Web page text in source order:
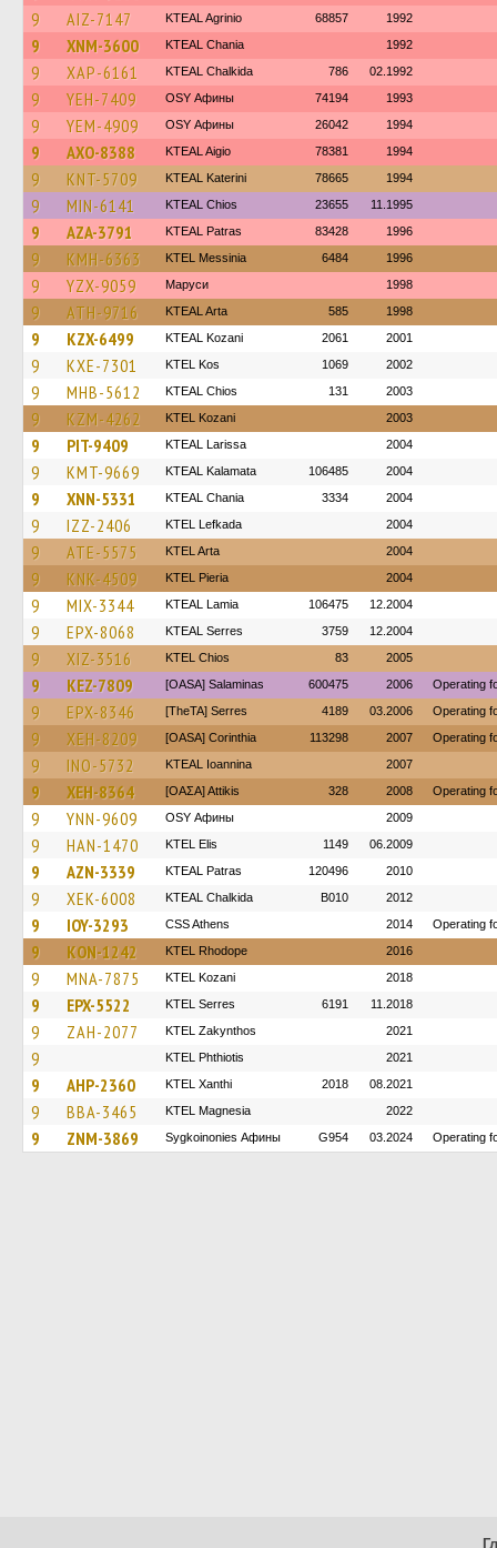
9 AIZ-7147 KTEAL Agrinio 68857 1992
9 XNM-3600 KTEAL Chania 1992
9 XAP-6161 KTEAL Chalkida 786 02.1992
9 YEH-7409 OSY Афины 74194 1993
9 YEM-4909 OSY Афины 26042 1994
9 AXO-8388 KTEAL Aigio 78381 1994
9 KNT-5709 KTEAL Katerini 78665 1994
9 MIN-6141 KTEAL Chios 23655 11.1995
9 AZA-3791 KTEAL Patras 83428 1996
9 KMH-6363 KTEL Messinia 6484 1996
9 YZX-9059 Маруси 1998
9 ATH-9716 KTEAL Arta 585 1998
9 KZX-6499 KTEAL Kozani 2061 2001
9 KXE-7301 KTEL Kos 1069 2002
9 MHB-5612 KTEAL Chios 131 2003
9 KZM-4262 ΚΤΕL Kozani 2003
9 PIT-9409 KTEAL Larissa 2004
9 KMT-9669 KTEAL Kalamata 106485 2004
9 XNN-5331 KTEAL Chania 3334 2004
9 IZZ-2406 KTEL Lefkada 2004
9 ATE-5575 KTEL Arta 2004
9 KNK-4509 KTEL Pieria 2004
9 MIX-3344 KTEAL Lamia 106475 12.2004
9 EPX-8068 KTEAL Serres 3759 12.2004
9 XIZ-3516 KTEL Chios 83 2005
9 KEZ-7809 [OASA] Salaminas 600475 2006 Operating
9 EPX-8346 [TheTA] Serres 4189 03.2006 Operating
9 XEH-8209 [OASA] Corinthia 113298 2007 Operating
9 INO-5732 KTEAL Ioannina 2007
9 XEH-8364 [ΟΑΣΑ] Αttikis 328 2008 Operating
9 YNN-9609 OSY Афины 2009
9 HAN-1470 KTEL Elis 1149 06.2009
9 AZN-3339 KTEAL Patras 120496 2010
9 XEK-6008 KTEAL Chalkida B010 2012
9 IOY-3293 CSS Athens 2014 Operating
9 KON-1242 KTEL Rhodope 2016
9 MNA-7875 ΚΤΕL Kozani 2018
9 EPX-5522 KTEL Serres 6191 11.2018
9 ZAH-2077 KTEL Zakynthos 2021
9 ΚΤΕL Phthiotis 2021
9 AHP-2360 KTEL Xanthi 2018 08.2021
9 BBA-3465 ΚΤΕL Magnesia 2022
9 ZNM-3869 Sygkoinonies Афины G954 03.2024 Operating